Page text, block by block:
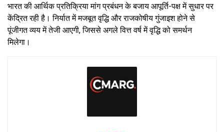
भारत की आर्थिक प्रतिक्रिया मांग प्रबंधन के बजाय आपूर्ति-पक्ष में सुधार पर
केंद्रित रही है। निर्यात में मजबूत वृद्धि और राजकोषीय गुंजाइश होने से
पूंजीगत व्यय में तेजी आएगी, जिससे अगले वित्त वर्ष में वृद्धि को समर्थन
मिलेगा।